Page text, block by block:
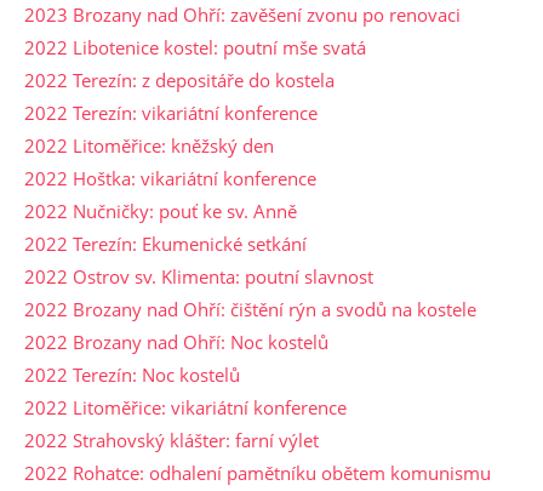
2023 Brozany nad Ohří: zavěšení zvonu po renovaci
2022 Libotenice kostel: poutní mše svatá
2022 Terezín: z depositáře do kostela
2022 Terezín: vikariátní konference
2022 Litoměřice: kněžský den
2022 Hoštka: vikariátní konference
2022 Nučničky: pouť ke sv. Anně
2022 Terezín: Ekumenické setkání
2022 Ostrov sv. Klimenta: poutní slavnost
2022 Brozany nad Ohří: čištění rýn a svodů na kostele
2022 Brozany nad Ohří: Noc kostelů
2022 Terezín: Noc kostelů
2022 Litoměřice: vikariátní konference
2022 Strahovský klášter: farní výlet
2022 Rohatce: odhalení pamětníku obětem komunismu